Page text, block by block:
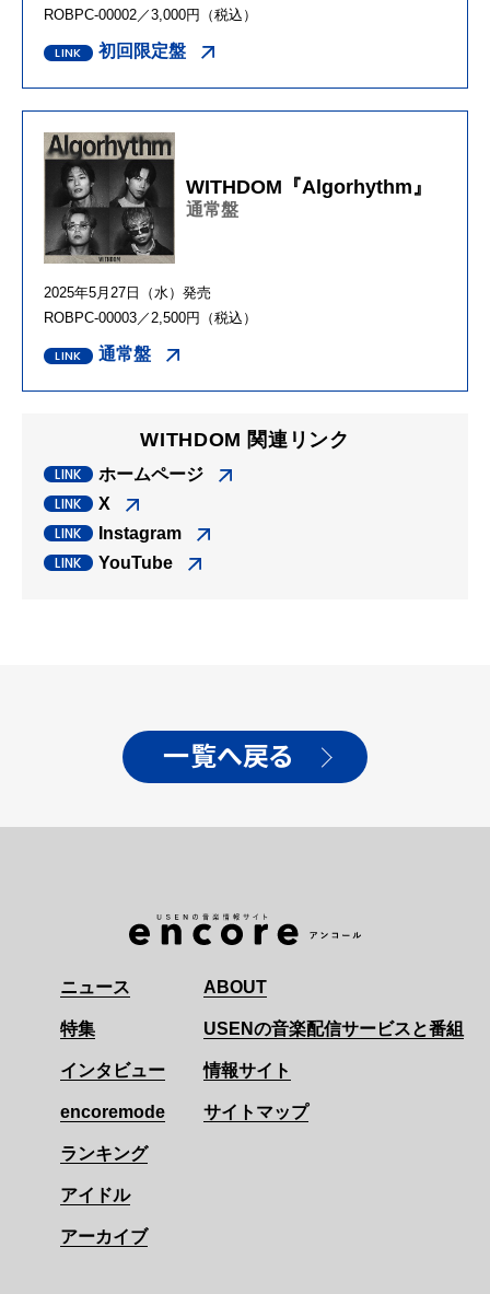
ROBPC-00002／3,000円（税込）
初回限定盤
WITHDOM『Algorhythm』
通常盤
2025年5月27日（水）発売
ROBPC-00003／2,500円（税込）
通常盤
WITHDOM 関連リンク
ホームページ
X
Instagram
YouTube
一覧へ戻る
ニュース
特集
インタビュー
encoremode
ランキング
アイドル
アーカイブ
ABOUT
USENの音楽配信サービスと番組
情報サイト
サイトマップ